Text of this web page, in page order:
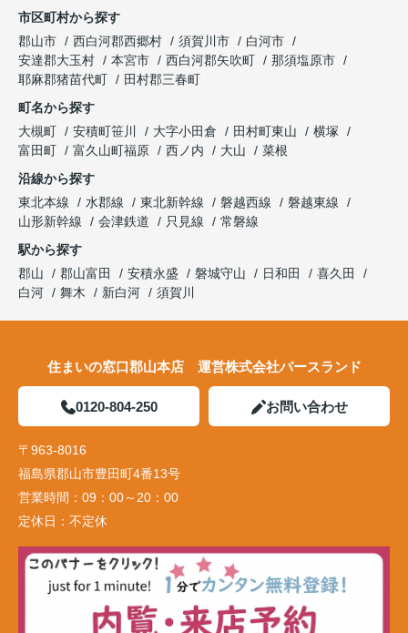
市区町村から探す
郡山市
西白河郡西郷村 須賀川市
白河市
安達郡大玉村
本宮市 西白河郡矢吹町
那須塩原市
耶麻郡猪苗代町
田村郡三春町
町名から探す
大槻町
安積町笹川 大字小田倉 田村町東山
横塚
富田町
富久山町福原 西ノ内 大山
菜根
沿線から探す
東北本線
水郡線 東北新幹線 磐越西線
磐越東線
山形新幹線
会津鉄道 只見線
常磐線
駅から探す
郡山
郡山富田 安積永盛 磐城守山 日和田
喜久田
白河
舞木 新白河 須賀川
住まいの窓口郡山本店 運営株式会社バースランド
0120-804-250 お問い合わせ
〒963-8016
福島県郡山市豊田町4番13号
営業時間： 09：00～20：00
定休日： 不定休